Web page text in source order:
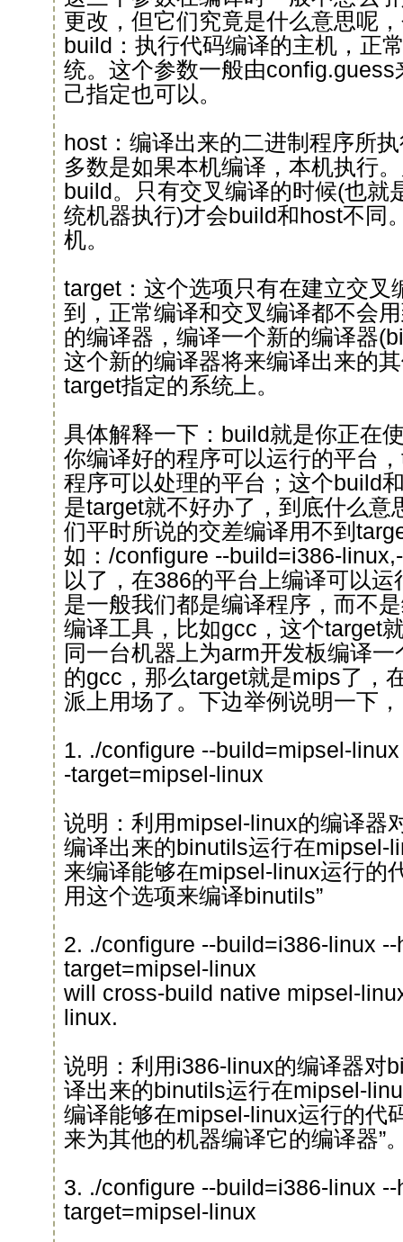
更改，但它们究竟是什么意思呢
build：执行代码编译的主机，正
统。这个参数一般由
己指定也可以。
host：编译出来的二进制程序所
多数是如果本机编译，本机执行
build。只有交叉编译的时候(也就
统机器执行)才会build和host不同
机。
target：这个选项只有在建立交叉
到，正常编译和交叉编译都不会
的编译器，编译一个新的编译器
这个新的编译器将来编译出来的
target指定的系统上。
具体解释一下：build就是你正在
你编译好的程序可以运行的平台
程序可以处理的平台；这个build
是target就不好办了，到底什么意
们平时所说的交差编译用不到
如：/configure --build=i386-
以了，在386的平台上编译可以
是一般我们都是编译程序，而不
编译工具，比如gcc，这个target
同一台机器上为arm开发板编译
的gcc，那么target就是mips了，
派上用场了。下边举例说明一下
1. ./configure --build=mipsel-
-target=mipsel-linux
说明：利用mipsel-linux的编译器
编译出来的binutils运行在mipsel-
来编译能够在mipsel-linux运行的
用这个选项来编译binutils”
2. ./configure --build=i386-linux
target=mipsel-linux
will cross-build native mipsel-
linux.
说明：利用i386-linux的编译器对
译出来的binutils运行在mipsel-
编译能够在mipsel-linux运行的代
来为其他的机器编译它的编译器”
3. ./configure --build=i386-linux
target=mipsel-linux